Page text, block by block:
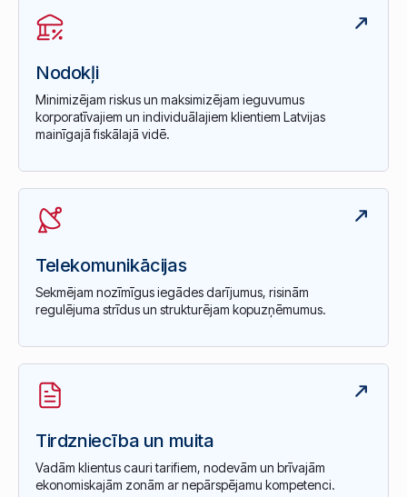
Nodokļi
Minimizējam riskus un maksimizējam ieguvumus
korporatīvajiem un individuālajiem klientiem Latvijas
mainīgajā fiskālajā vidē.
Telekomunikācijas
Sekmējam nozīmīgus iegādes darījumus, risinām
regulējuma strīdus un strukturējam kopuzņēmumus.
Tirdzniecība un muita
Vadām klientus cauri tarifiem, nodevām un brīvajām
ekonomiskajām zonām ar nepārspējamu kompetenci.